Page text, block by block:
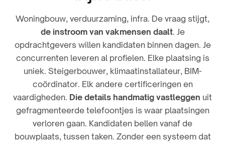
Woningbouw, verduurzaming, infra. De vraag stijgt,
de instroom van vakmensen daalt. Je
opdrachtgevers willen kandidaten binnen dagen. Je
concurrenten leveren al profielen. Elke plaatsing is
uniek. Steigerbouwer, klimaatinstallateur, BIM-
coördinator. Elk andere certificeringen en
vaardigheden. Die details handmatig vastleggen uit
gefragmenteerde telefoontjes is waar plaatsingen
verloren gaan. Kandidaten bellen vanaf de
bouwplaats, tussen taken. Zonder een systeem dat